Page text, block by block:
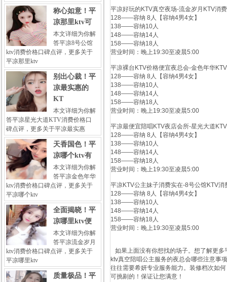
平凉好玩的KTV真空夜场-流金岁月KTV消
128——容纳 8人【容纳4男4女】
138——容纳10人
148——容纳14人
158——容纳18人
营业时间：晚上19:30至凌晨5:00
平凉裸台KTV价格便宜夜总会-金色年华
128——容纳 8人【容纳4男4女】
138——容纳10人
148——容纳14人
158——容纳18人
营业时间：晚上19:30至凌晨5:00
平凉最便宜陪唱KTV夜店会所-星光大道
128——容纳 8人【容纳4男4女】
138——容纳10人
148——容纳14人
158——容纳18人
营业时间：晚上19:30至凌晨5:00
平凉KTV公主妹子消费实在-8号公馆KTV消
128——容纳 8人【容纳4男4女】
138——容纳10人
148——容纳14人
158——容纳18人
营业时间：晚上19:30至凌晨5:00
如果上面没有你想找的场子。想了解更
ktv真空陪唱公主服务的夜总会哪些注意事
往往需要希妍专业服务能力。装修档次如
可挑剔的！保证让您满意！
称心如意！平
凉那里ktv可
本文详细为你解
答平凉8号公馆
ktv消费价格口碑点评，更多关于
平凉那里ktv
别出心裁！平
凉最实惠的
KT
本文详细为你解
答平凉星光大道KTV消费价格口
碑点评，更多关于平凉最实惠
天香国色！平
凉哪个ktv有
本文详细为你解
答平凉金色年华
ktv消费价格口碑点评，更多关于
平凉哪个ktv
全面揭晓！平
凉哪里ktv便
本文详细为你解
答平凉流金岁月
ktv消费价格口碑点评，更多关于
平凉哪里ktv
质量极品！平